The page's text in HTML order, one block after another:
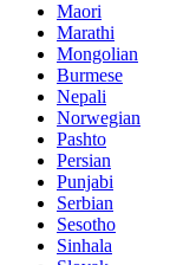
Maori
Marathi
Mongolian
Burmese
Nepali
Norwegian
Pashto
Persian
Punjabi
Serbian
Sesotho
Sinhala